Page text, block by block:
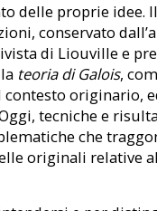
delle proprie idee.
conservato
di Liouville e
teoria di Galois,
originario,
tecniche e
che
originali relative